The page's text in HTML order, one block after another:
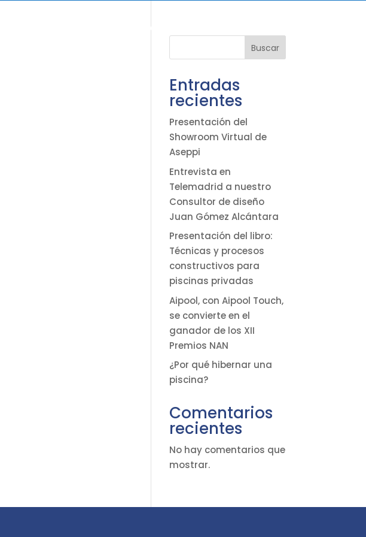
TIENDA
Buscar
Entradas
recientes
Presentación del
Showroom Virtual de
Aseppi
Entrevista en
Telemadrid a nuestro
Consultor de diseño
Juan Gómez Alcántara
Presentación del libro:
Técnicas y procesos
constructivos para
piscinas privadas
Aipool, con Aipool Touch,
se convierte en el
ganador de los XII
Premios NAN
¿Por qué hibernar una
piscina?
Comentarios
recientes
No hay comentarios que
mostrar.